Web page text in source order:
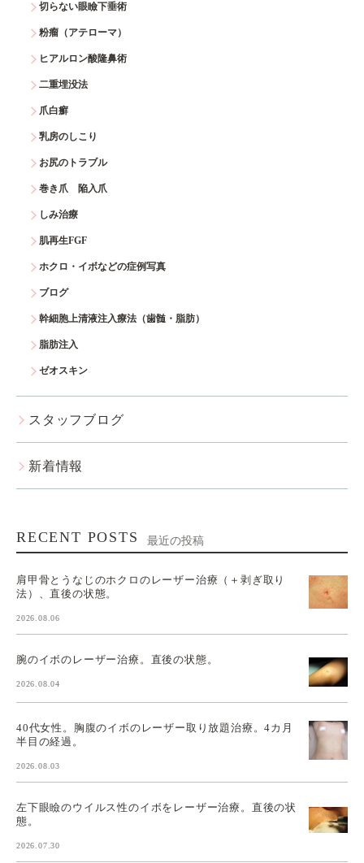
切らない眼瞼下垂術
粉瘤（アテローマ）
ヒアルロン酸隆鼻術
二重埋没法
爪白癬
乳房のしこり
お尻のトラブル
巻き爪 陥入爪
しみ治療
肌再生FGF
ホクロ・イボなどの症例写真
ブログ
幹細胞上清液注入療法（歯髄・脂肪）
脂肪注入
ゼオスキン
スタッフブログ
新着情報
RECENT POSTS 最近の投稿
肩甲骨とうなじのホクロのレーザー治療（＋剥ぎ取り
法）、直後の状態。
2026.08.06
腕のイボのレーザー治療。直後の状態。
2026.08.04
40代女性。胸腹のイボのレーザー取り放題治療。4カ月
半目の経過。
2026.08.03
左下眼瞼のウイルス性のイボをレーザー治療。直後の状
態。
2026.07.30